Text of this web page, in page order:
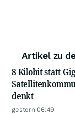
Artikel zu
8 Kilobit statt
denkt
gestern 06:49